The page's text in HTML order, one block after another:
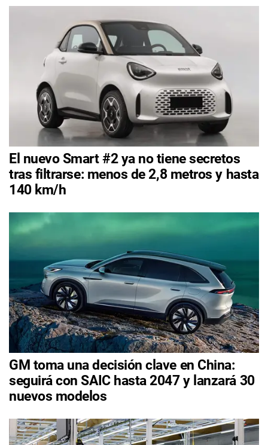
El nuevo Smart #2 ya no tiene secretos
tras filtrarse: menos de 2,8 metros y hasta
140 km/h
GM toma una decisión clave en China:
seguirá con SAIC hasta 2047 y lanzará 30
nuevos modelos